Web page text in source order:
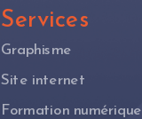
Services
Graphisme
Site internet
Formation numérique